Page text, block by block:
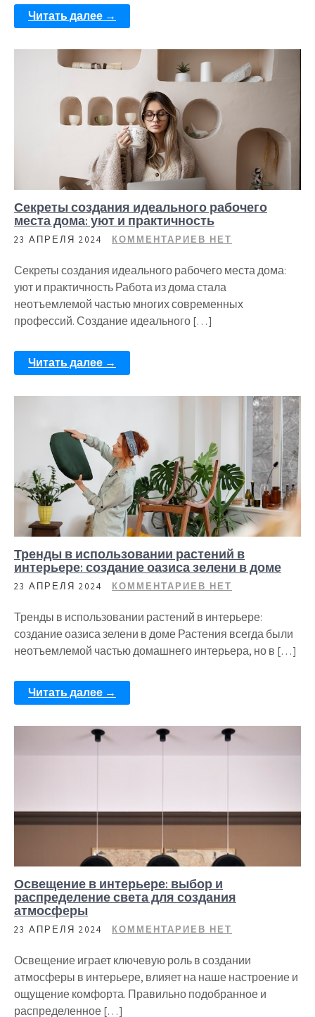
Читать далее →
Секреты создания идеального рабочего
места дома: уют и практичность
23 АПРЕЛЯ 2024 КОММЕНТАРИЕВ НЕТ
Секреты создания идеального рабочего места дома:
уют и практичность Работа из дома стала
неотъемлемой частью многих современных
профессий. Создание идеального […]
Читать далее →
Тренды в использовании растений в
интерьере: создание оазиса зелени в доме
23 АПРЕЛЯ 2024 КОММЕНТАРИЕВ НЕТ
Тренды в использовании растений в интерьере:
создание оазиса зелени в доме Растения всегда были
неотъемлемой частью домашнего интерьера, но в […]
Читать далее →
Освещение в интерьере: выбор и
распределение света для создания
атмосферы
23 АПРЕЛЯ 2024 КОММЕНТАРИЕВ НЕТ
Освещение играет ключевую роль в создании
атмосферы в интерьере, влияет на наше настроение и
ощущение комфорта. Правильно подобранное и
распределенное […]